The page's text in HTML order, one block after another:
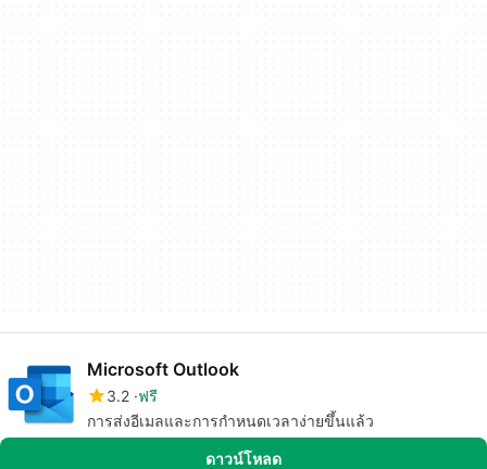
Microsoft Outlook
3.2 ฟรี
การส่งอีเมลและการกำหนดเวลาง่ายขึ้นแล้ว
ดาวน์โหลด